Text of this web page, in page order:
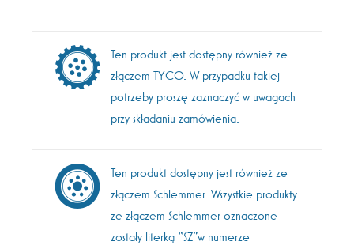
Ten produkt jest dostępny również ze
złączem TYCO. W przypadku takiej
potrzeby proszę zaznaczyć w uwagach
przy składaniu zamówienia.
Ten produkt dostępny jest również ze
złączem Schlemmer. Wszystkie produkty
ze złączem Schlemmer oznaczone
zostały literką “SZ”w numerze